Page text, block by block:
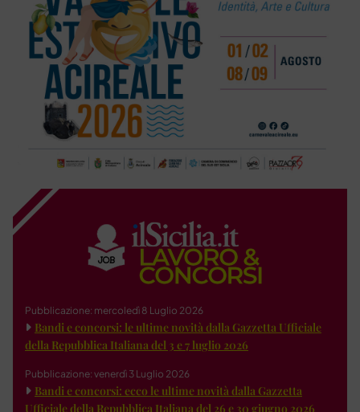
Pubblicazione: mercoledì 8 Luglio 2026
Bandi e concorsi: le ultime novità dalla Gazzetta Ufficiale
della Repubblica Italiana del 3 e 7 luglio 2026
Pubblicazione: venerdì 3 Luglio 2026
Bandi e concorsi: ecco le ultime novità dalla Gazzetta
Ufficiale della Repubblica Italiana del 26 e 30 giugno 2026